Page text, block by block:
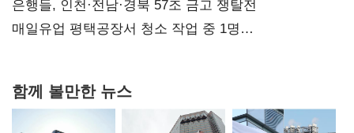
은행들, 인천·전남·경북 57조 금고 쟁탈전
매일유업 평택공장서 청소 작업 중 1명
함께 볼만한 뉴스